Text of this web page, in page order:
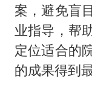
案，避免盲
业指导，帮
定位适合的
的成果得到